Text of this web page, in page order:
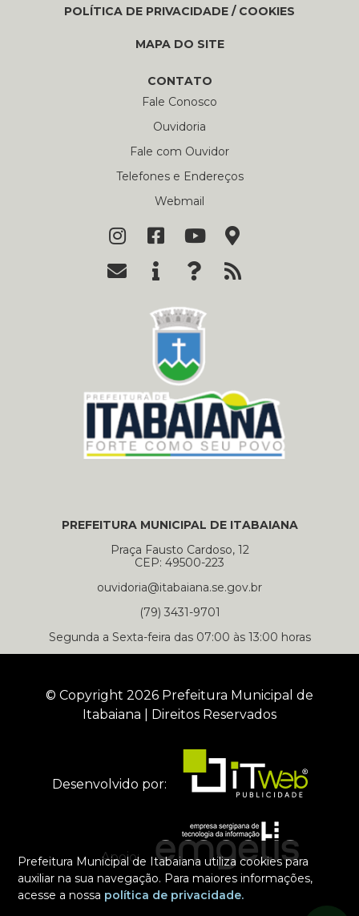
Prefeitura Municipal de Itabaiana utiliza cookies para
auxiliar na sua navegação. Para maiores informações,
acesse a nossa política de privacidade.
POLÍTICA DE PRIVACIDADE / COOKIES
MAPA DO SITE
CONTATO
Fale Conosco
Ouvidoria
Fale com Ouvidor
Telefones e Endereços
Webmail
PREFEITURA MUNICIPAL DE ITABAIANA
Praça Fausto Cardoso, 12
CEP: 49500-223
ouvidoria@itabaiana.se.gov.br
(79) 3431-9701
Segunda a Sexta-feira das 07:00 às 13:00 horas
© Copyright 2026 Prefeitura Municipal de
Itabaiana | Direitos Reservados
Desenvolvido por:
Apoio: